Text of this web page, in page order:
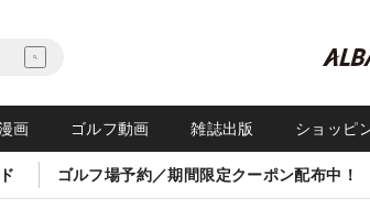
画 ゴルフ動画 雑誌出版 ショッピ
ゴルフ場予約／期間限定クーポン配布中！